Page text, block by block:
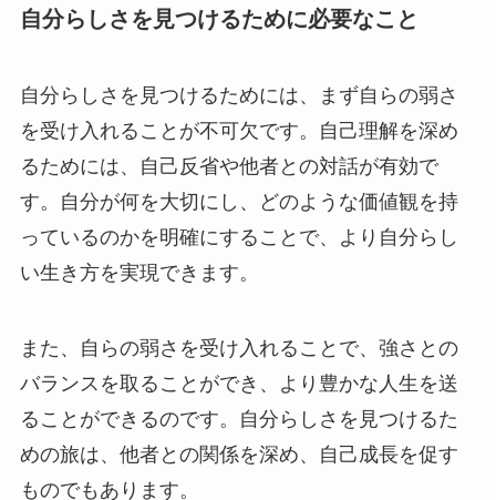
自分らしさを見つけるために必要なこと
自分らしさを見つけるためには、まず自らの弱さ
を受け入れることが不可欠です。自己理解を深め
るためには、自己反省や他者との対話が有効で
す。自分が何を大切にし、どのような価値観を持
っているのかを明確にすることで、より自分らし
い生き方を実現できます。
また、自らの弱さを受け入れることで、強さとの
バランスを取ることができ、より豊かな人生を送
ることができるのです。自分らしさを見つけるた
めの旅は、他者との関係を深め、自己成長を促す
ものでもあります。